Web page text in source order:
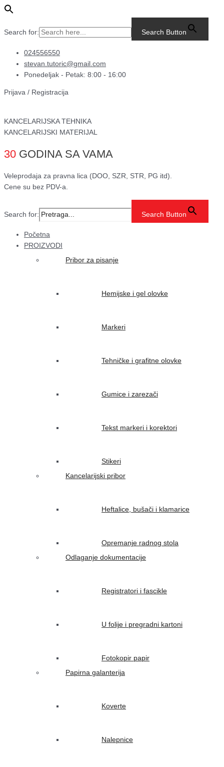
Search for: Search Button
Pređi
024556550
stevan.tutoric@gmail.com
Ponedeljak - Petak: 8:00 - 16:00
Prijava / Registracija
KANCELARIJSKA TEHNIKA
KANCELARIJSKI MATERIJAL
30 GODINA SA VAMA
Veleprodaja za pravna lica (DOO, SZR, STR, PG itd).
Cene su bez PDV-a.
Search for: Search Button
Main
Menu
Početna
PROIZVODI
Pribor za pisanje
Hemijske i gel olovke
Markeri
Tehničke i grafitne olovke
Gumice i zarezači
Tekst markeri i korektori
Stikeri
Kancelarijski pribor
Heftalice, bušači i klamarice
Opremanje radnog stola
Odlaganje dokumentacije
Registratori i fascikle
U folije i pregradni kartoni
Fotokopir papir
Papirna galanterija
Koverte
Nalepnice
KASETA
CF410A/CN
količina